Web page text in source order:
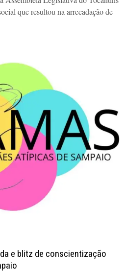
que resultou na arrecadação de
e blitz de conscientização